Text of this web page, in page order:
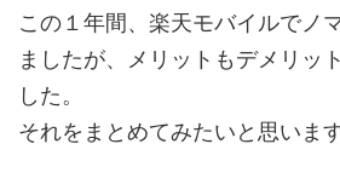
この１年間、楽天モバイルでノ
ましたが、メリットもデメリッ
した。
それをまとめてみたいと思います